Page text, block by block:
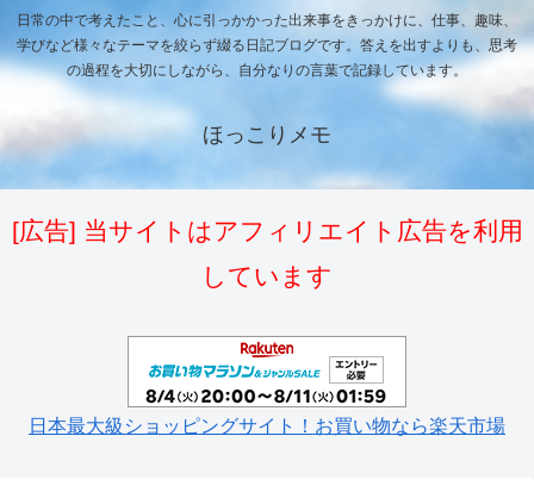
日常の中で考えたこと、心に引っかかった出来事をきっかけに、仕事、趣味、
学びなど様々なテーマを絞らず綴る日記ブログです。答えを出すよりも、思考
の過程を大切にしながら、自分なりの言葉で記録しています。
ほっこりメモ
[広告] 当サイトはアフィリエイト広告を利用
しています
日本最大級ショッピングサイト！お買い物なら楽天市場